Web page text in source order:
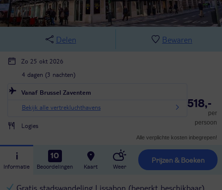
Delen Bewaren
Zo 25 okt 2026
4 dagen (3 nachten)
Vanaf Brussel Zaventem
Bekijk alle vertrekluchthavens
Logies
518,-
per
persoon
Alle verplichte kosten inbegrepen!
Informatie
10
Beoordelingen Kaart Weer
Prijzen & Boeken
Gratis stadswandeling Lissabon (beperkt beschikbaar)